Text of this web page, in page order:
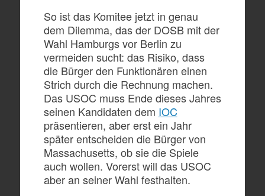
So ist das Komitee jetzt in genau
dem Dilemma, das der DOSB mit der
Wahl Hamburgs vor Berlin zu
vermeiden sucht: das Risiko, dass
die Bürger den Funktionären einen
Strich durch die Rechnung machen.
Das USOC muss Ende dieses Jahres
seinen Kandidaten dem IOC
präsentieren, aber erst ein Jahr
später entscheiden die Bürger von
Massachusetts, ob sie die Spiele
auch wollen. Vorerst will das USOC
aber an seiner Wahl festhalten.